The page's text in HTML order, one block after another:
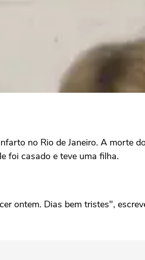
no Rio de Janeiro. A morte
foi casado e teve uma filha.
ontem. Dias bem tristes",